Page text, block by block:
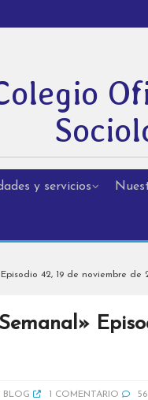
y servicios
42, 19 de noviembre de
BLOG 1 COMENTARIO